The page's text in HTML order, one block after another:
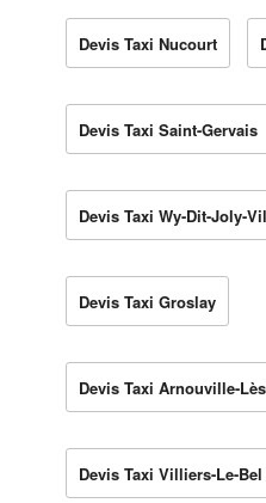
Devis Taxi Nucourt
Devis Taxi Saint-Gervais
Devis Taxi Wy-Dit-Joly-
Devis Taxi Groslay
Devis Taxi Arnouville-
Devis Taxi Villiers-Le-Bel